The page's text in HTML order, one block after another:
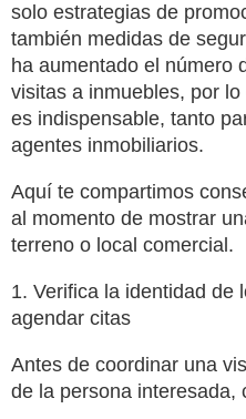
solo estrategias de
también medidas de
ha aumentado el número
visitas a inmuebles, por
es indispensable, tanto
agentes inmobiliarios.
Aquí te compartimos
al momento de mostrar
terreno o local comercial.
1. Verifica la identidad de
agendar citas
Antes de coordinar una
de la persona interesada,